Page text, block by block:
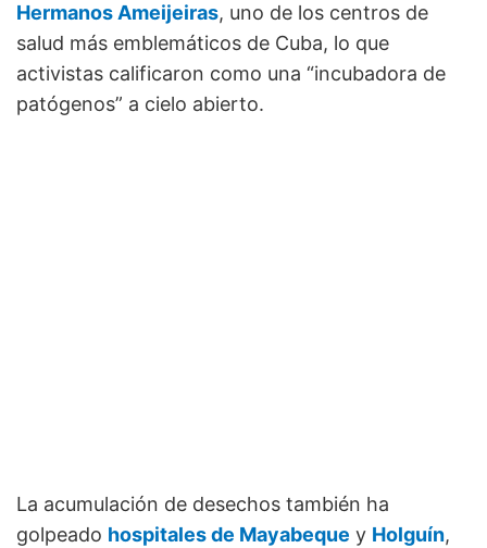
Hermanos Ameijeiras, uno de los centros de
salud más emblemáticos de Cuba, lo que
activistas calificaron como una “incubadora de
patógenos” a cielo abierto.
La acumulación de desechos también ha
golpeado hospitales de Mayabeque y Holguín,